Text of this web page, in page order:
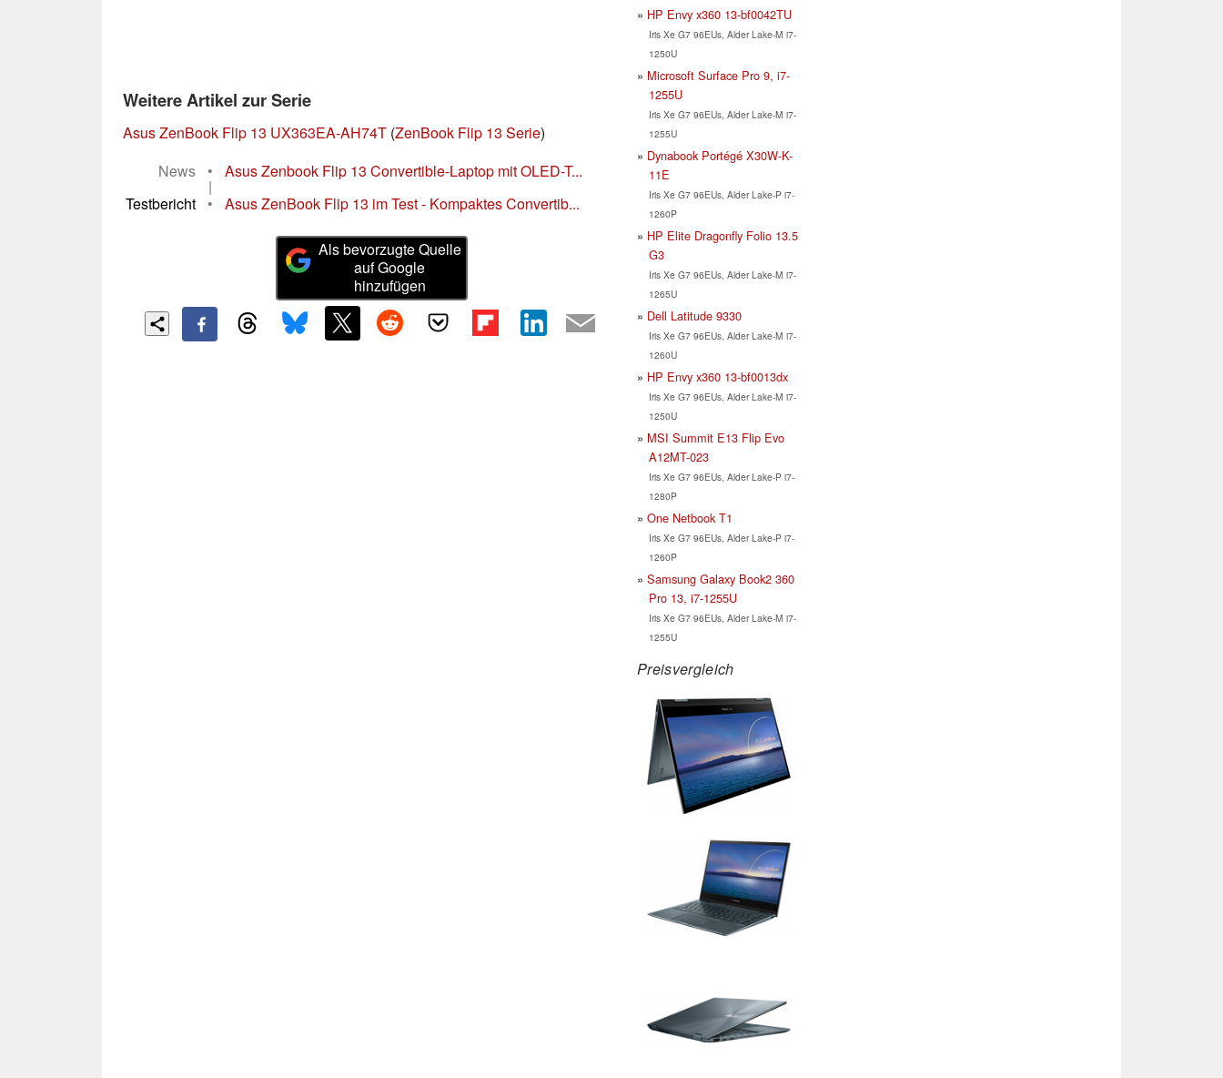
Weitere Artikel zur Serie
Asus ZenBook Flip 13 UX363EA-AH74T (ZenBook Flip 13 Serie)
News
• Asus Zenbook Flip 13 Convertible-Laptop mit OLED-T...
|
Testbericht
• Asus ZenBook Flip 13 im Test - Kompaktes Convertib...
Als bevorzugte Quelle
auf Google
hinzufügen
HP Envy x360 13-bf0042TU
Iris Xe G7 96EUs, Alder Lake-M i7-
1250U
Microsoft Surface Pro 9, i7-
1255U
Iris Xe G7 96EUs, Alder Lake-M i7-
1255U
Dynabook Portégé X30W-K-
11E
Iris Xe G7 96EUs, Alder Lake-P i7-
1260P
HP Elite Dragonfly Folio 13.5
G3
Iris Xe G7 96EUs, Alder Lake-M i7-
1265U
Dell Latitude 9330
Iris Xe G7 96EUs, Alder Lake-M i7-
1260U
HP Envy x360 13-bf0013dx
Iris Xe G7 96EUs, Alder Lake-M i7-
1250U
MSI Summit E13 Flip Evo
A12MT-023
Iris Xe G7 96EUs, Alder Lake-P i7-
1280P
One Netbook T1
Iris Xe G7 96EUs, Alder Lake-P i7-
1260P
Samsung Galaxy Book2 360
Pro 13, i7-1255U
Iris Xe G7 96EUs, Alder Lake-M i7-
1255U
Preisvergleich